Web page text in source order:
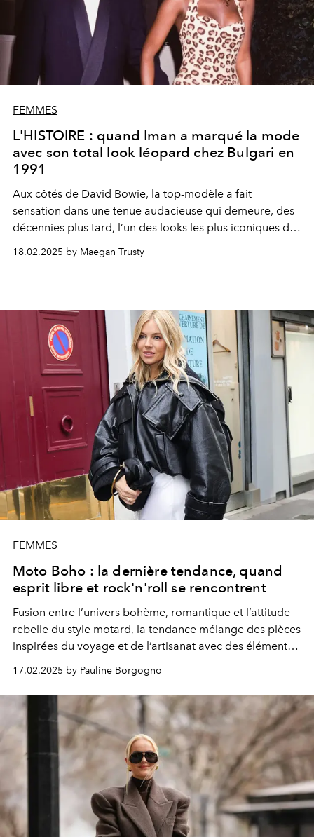
FEMMES
L'HISTOIRE : quand Iman a marqué la mode
avec son total look léopard chez Bulgari en
1991
Aux côtés de David Bowie, la top-modèle a fait
sensation dans une tenue audacieuse qui demeure, des
décennies plus tard, l’un des looks les plus iconiques de
la mode. Impossible de l’oublier.
18.02.2025 by Maegan Trusty
FEMMES
Moto Boho : la dernière tendance, quand
esprit libre et rock'n'roll se rencontrent
Fusion entre l’univers bohème, romantique et l’attitude
rebelle du style motard, la tendance mélange des pièces
inspirées du voyage et de l’artisanat avec des éléments
plus bruts et rock.
17.02.2025 by Pauline Borgogno